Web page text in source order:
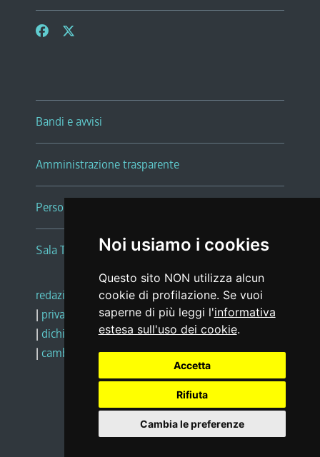
Noi usiamo i cookies
Questo sito NON utilizza alcun
cookie di profilazione. Se vuoi
saperne di più leggi l'informativa
estesa sull'uso dei cookie.
Accetta
Rifiuta
Cambia le preferenze
Bandi e avvisi
Amministrazione trasparente
Persone e Uffici
Sala Tiziano Tessitori
redazione web |note legali |glossario
| privacy
social media policy
| dichiarazione di accessibilità |feedback
| cambio preferenze cookie
Realizzato da